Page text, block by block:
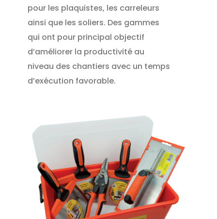
pour les plaquistes, les carreleurs
ainsi que les soliers. Des gammes
qui ont pour principal objectif
d’améliorer la productivité au
niveau des chantiers avec un temps
d’exécution favorable.